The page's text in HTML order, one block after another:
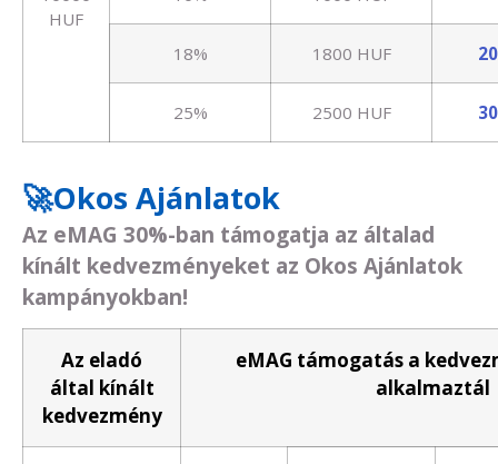
HUF
18% 1800 HUF
25% 2500 HUF
🚀Okos Ajánlatok
Az eMAG 30%-ban támogatja az általad
kínált kedvezményeket az Okos Ajánlatok
kampányokban!
Az eladó
által kínált
kedvezmény
eMAG támogatás a
alkalmaztál